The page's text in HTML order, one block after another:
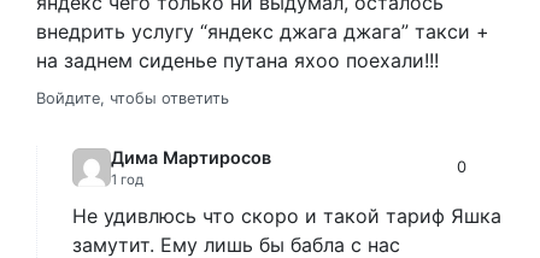
внедрить услугу “яндекс джага джага” такси +
на заднем сиденье путана яхоо поехали!!!
Войдите, чтобы ответить
Дима Мартиросов
1 год
0
Не удивлюсь что скоро и такой тариф Яшка
замутит. Ему лишь бы бабла с нас